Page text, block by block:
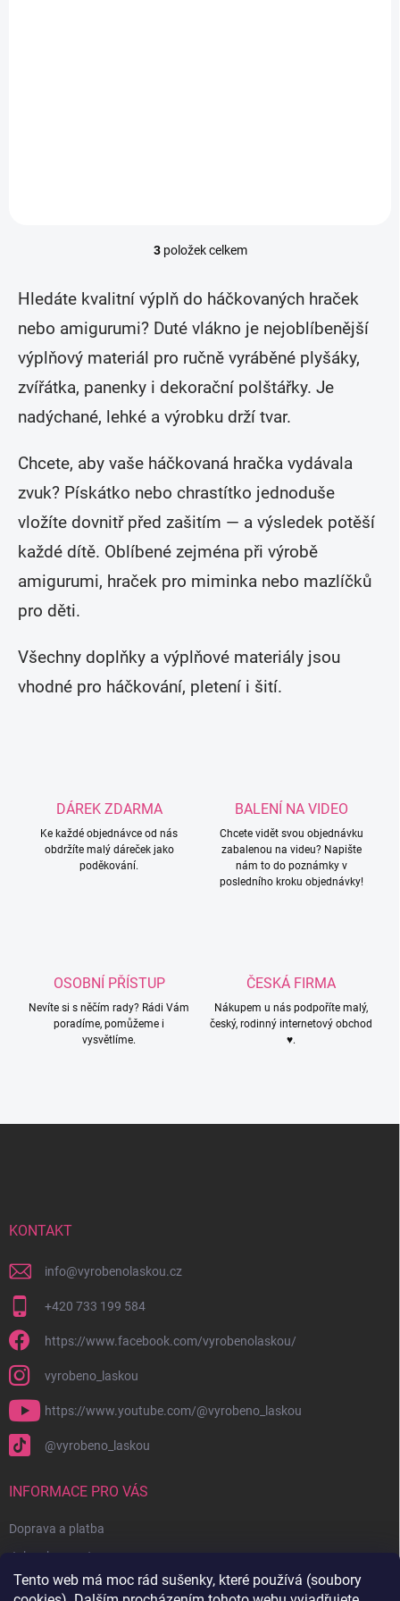
Tento web má moc rád sušenky, které používá (soubory
O
l
á
d
c
p
r
v
y
ý
p
i
s
u
3položek celkem
Hledáte kvalitní výplň do háčkovaných hraček
nebo amigurumi? Duté vlákno je nejoblíbenější
výplňový materiál pro ručně vyráběné plyšáky,
zvířátka, panenky i dekorační polštářky. Je
nadýchané, lehké a výrobku drží tvar.
Chcete, aby vaše háčkovaná hračka vydávala
zvuk? Pískátko nebo chrastítko jednoduše
vložíte dovnitř před zašitím — a výsledek potěší
každé dítě. Oblíbené zejména při výrobě
amigurumi, hraček pro miminka nebo mazlíčků
pro děti.
Všechny doplňky a výplňové materiály jsou
vhodné pro háčkování, pletení i šití.
DÁREK ZDARMA
Ke každé objednávce od nás
obdržíte malý dáreček jako
poděkování.
BALENÍ NA VIDEO
Chcete vidět svou objednávku
zabalenou na videu? Napište
nám to do poznámky v
posledního kroku objednávky!
OSOBNÍ PŘÍSTUP
Nevíte si s něčím rady? Rádi Vám
poradíme, pomůžeme i
vysvětlíme.
ČESKÁ FIRMA
Nákupem u nás podpoříte malý,
český, rodinný internetový obchod
♥.
KONTAKT
info@vyrobenolaskou.cz
+420 733 199 584
https://www.facebook.com/vyrobenolaskou/
vyrobeno_laskou
https://www.youtube.com/@vyrobeno_laskou
@vyrobeno_laskou
INFORMACE PRO VÁS
Doprava a platba
Jak nakupovat
Obchodní podmínky + reklamační řád